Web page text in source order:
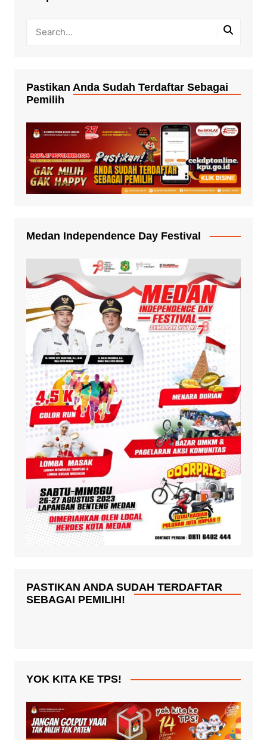
Pastikan Anda Sudah Terdaftar Sebagai
Pemilih
Medan Independence Day Festival
PASTIKAN ANDA SUDAH TERDAFTAR
SEBAGAI PEMILIH!
YOK KITA KE TPS!